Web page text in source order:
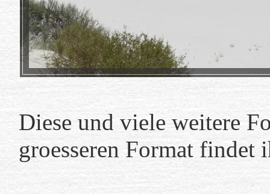
Diese und viele weitere
groesseren Format